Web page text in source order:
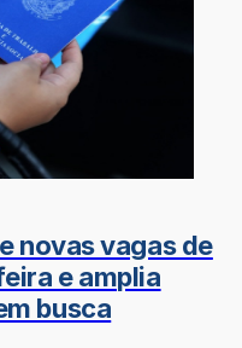
novas vagas de
e amplia
busca